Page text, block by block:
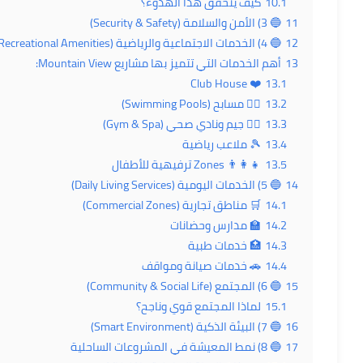
11 🔵 3) الأمن والسلامة (Security & Safety)
12 🔵 4) الخدمات الاجتماعية والرياضية (Social & Recreational Amenities)
13 أهم الخدمات التي تتميز بها مشاريع Mountain View:
13.1
❤️ Club House
13.2 🏊‍♂️ مسابح (Swimming Pools)
13.3 🏋️‍♀️ جيم ونادي صحي (Gym & Spa)
13.4 🎾 ملاعب رياضية
13.5 👨‍👩‍👧 Zones ترفيهية للأطفال
14 🔵 5) الخدمات اليومية (Daily Living Services)
14.1 🛒 مناطق تجارية (Commercial Zones)
14.2 🏫 مدارس وحضانات
14.3 🏥 خدمات طبية
14.4 🚗 خدمات صيانة ومواقف
15 🔵 6) المجتمع (Community & Social Life)
15.1 لماذا المجتمع قوي وناجح؟
16 🔵 7) البيئة الذكية (Smart Environment)
17 🔵 8) نمط المعيشة في المشروعات الساحلية